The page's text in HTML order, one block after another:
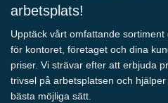
arbetsplats!
Upptäck vårt omfattande
för kontoret, företaget och dina
priser. Vi strävar efter att erbjuda
trivsel på arbetsplatsen och
bästa möjliga sätt.